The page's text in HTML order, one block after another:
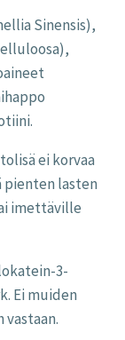
Sinensis),
ei korvaa
lasten
imettäville
3-
Ei muiden